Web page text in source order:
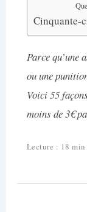
Cinquante-
Parce qu’une
ou une
Voici 55
moins de 3€
Lecture : 18